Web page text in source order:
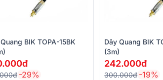
30WH Cable (White - 3m)
BIK TOPA-15BK
-29%
Dây Quang BIK
(3m)
242.000đ
300.000đ -19%